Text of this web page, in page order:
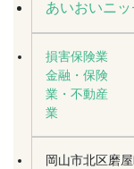
あいおいニ
損害保険業
金融・保険
業・不動産
業
岡山市北区磨